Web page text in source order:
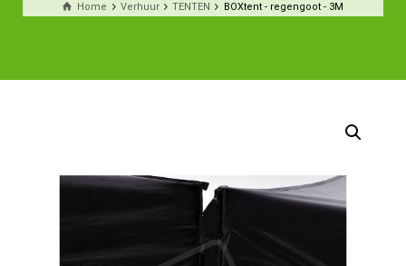
Home Verhuur TENTEN BOXtent - regengoot - 3M